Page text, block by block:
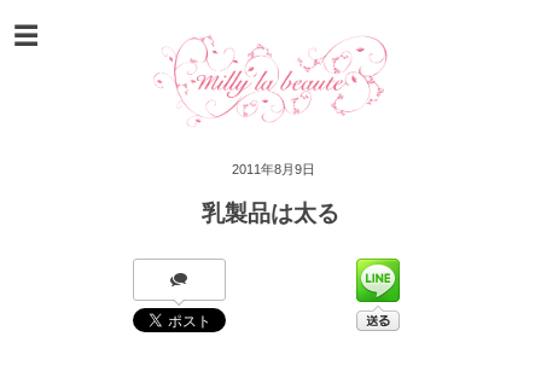
2011年8月9日
乳製品は太る